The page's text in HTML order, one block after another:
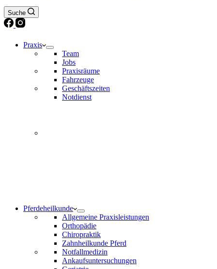
Suche
Praxis
Team
Jobs
Praxisräume
Fahrzeuge
Geschäftszeiten
Notdienst
Pferdeheilkunde
Allgemeine Praxisleistungen
Orthopädie
Chiropraktik
Zahnheilkunde Pferd
Notfallmedizin
Ankaufsuntersuchungen